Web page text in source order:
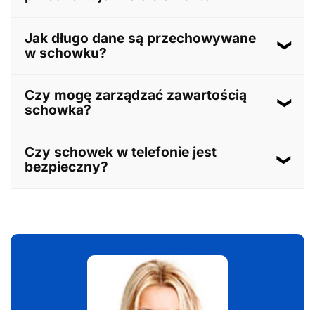
wywołać klawiaturę, a następnie naciśnij ikonę trzech
Tak, w zależności od modelu telefonu i używanej
klawiatury, schowek może przechowywać wiele
skopiowanych elementów, umożliwiając ich
Jak długo dane są przechowywane
w schowku?
Dane w schowku są przechowywane tymczasowo i
mogą zostać zastąpione nowo skopiowanymi
treściami; niektóre klawiatury pozwalają na przypinanie
Czy mogę zarządzać zawartością
schowka?
Tak, wiele klawiatur umożliwia zarządzanie zawartością
schowka, w tym usuwanie niepotrzebnych elementów
czy przypinanie ważnych treści.
Czy schowek w telefonie jest
bezpieczny?
danych, ponieważ dostęp do niego może uzyskać